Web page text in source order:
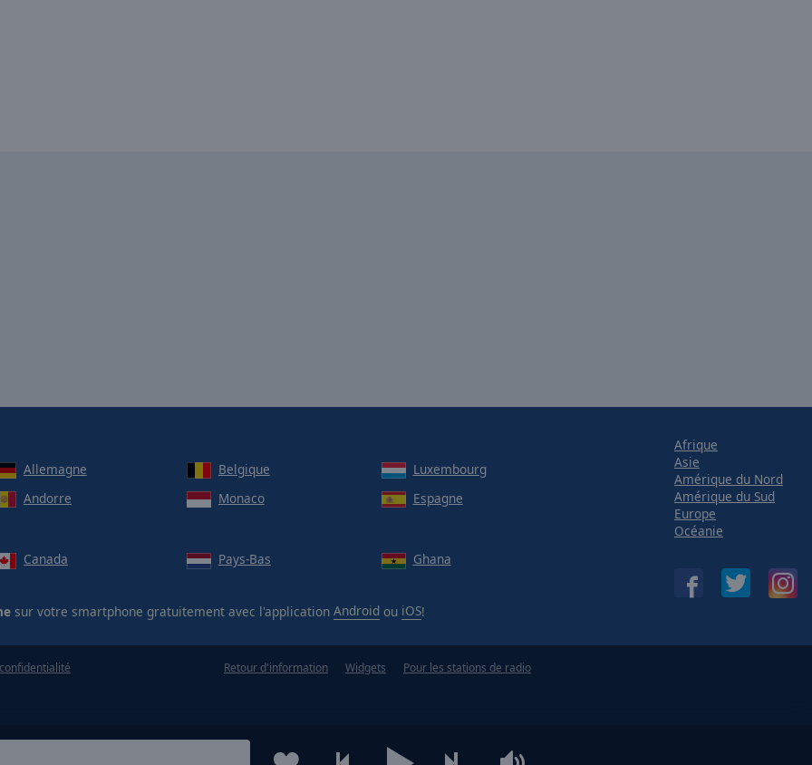
Allemagne Belgique
Luxembourg
Andorre Monaco Espagne
Canada Pays-Bas Ghana
sur votre smartphone gratuitement avec l'application Android ou iOS!
Afrique
Asie
Amérique du Nord
Amérique du Sud
Europe
Océanie
Retour d'information Widgets Pour les stations de radio